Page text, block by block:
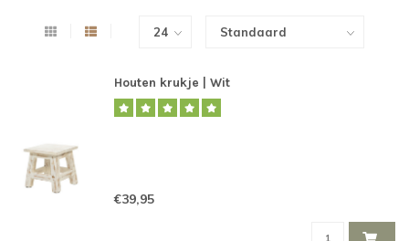
Houten krukje | Wit
€39,95